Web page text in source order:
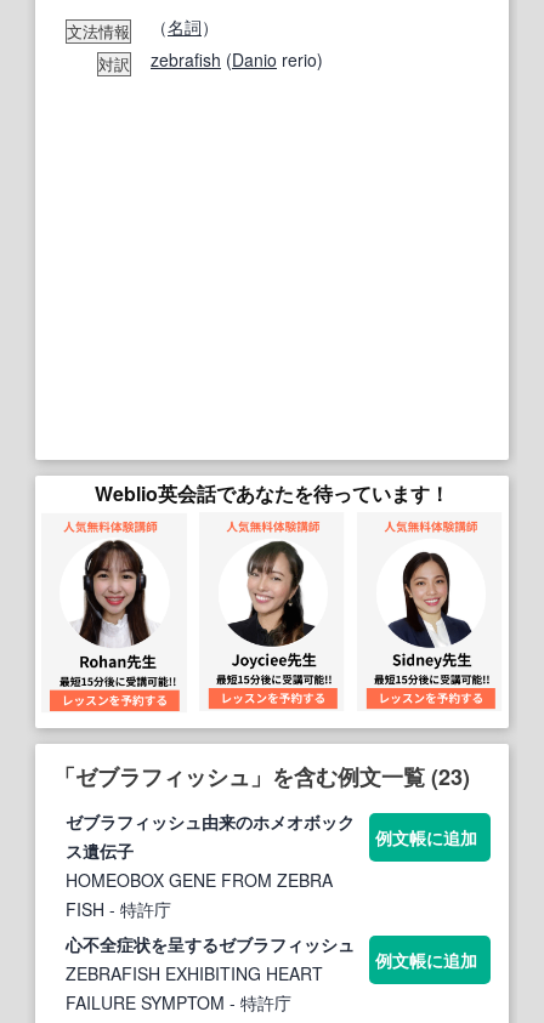
文法情報 （名詞）
対訳 zebrafish (Danio rerio)
Weblio英会話であなたを待っています！
「ゼブラフィッシュ」を含む例文一覧 (23)
ゼブラフィッシュ由来のホメオボック
ス遺伝子
HOMEOBOX GENE FROM ZEBRA
FISH - 特許庁
例文帳に追加
心不全症状を呈するゼブラフィッシュ
ZEBRAFISH EXHIBITING HEART
FAILURE SYMPTOM - 特許庁
例文帳に追加